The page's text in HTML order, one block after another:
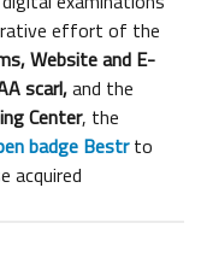
effort of the
Website and E-
scarl,and the
Center, the
badge Bestrto
acquired